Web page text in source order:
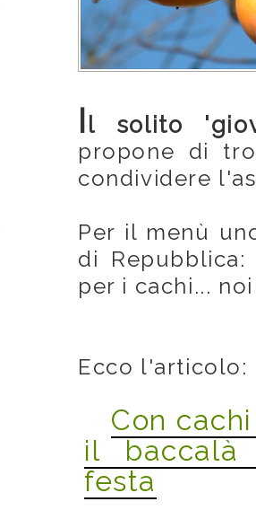
Il solito
propone di
condividere
Per il menù
di
per i cachi...
Ecco l'articolo:
Con
il
festa